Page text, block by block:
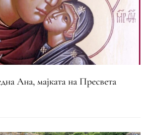
Ана, мајката на Пресвета